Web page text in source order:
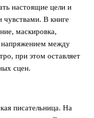
настоящие цели и
В книге
маскировка,
напряжением между
при этом оставляет
сцен.
писательница. На